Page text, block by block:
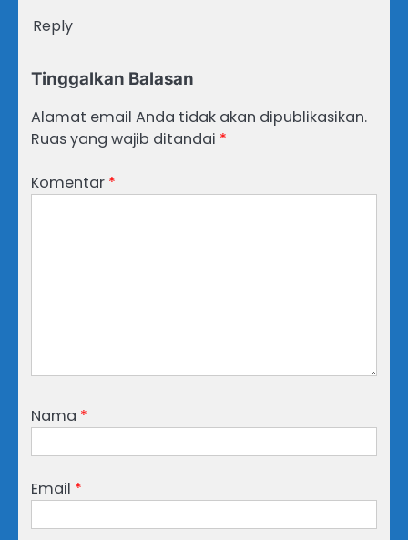
Reply
Tinggalkan Balasan
Alamat email Anda tidak akan dipublikasikan.
Ruas yang wajib ditandai *
Komentar *
Nama *
Email *